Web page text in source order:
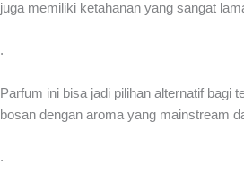
juga memiliki ketahanan yang sangat
.
Parfum ini bisa jadi pilihan alternatif bagi
bosan dengan aroma yang mainstream
.